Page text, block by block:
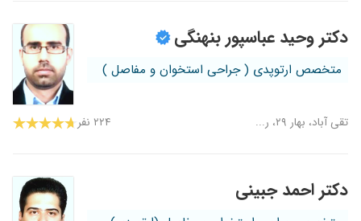
دکتر وحید عباسپور بنهنگی
متخصص ارتوپدی ( جراحی استخوان و مفاصل )
تقی آباد، بهار ۲۹، ر... ۲۲۴ نفر
دکتر احمد جبینی